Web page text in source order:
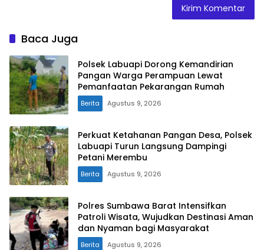
Baca Juga
Polsek Labuapi Dorong Kemandirian
Pangan Warga Perampuan Lewat
Pemanfaatan Pekarangan Rumah
Berita Agustus 9, 2026
Perkuat Ketahanan Pangan Desa, Polsek
Labuapi Turun Langsung Dampingi
Petani Merembu
Berita Agustus 9, 2026
Polres Sumbawa Barat Intensifkan
Patroli Wisata, Wujudkan Destinasi Aman
dan Nyaman bagi Masyarakat
Berita Agustus 9, 2026